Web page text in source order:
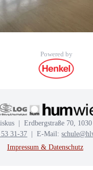
Powered by
| Erdbergstraße 70,
31-37 | E-Mail:
Impressum & Datenschutz